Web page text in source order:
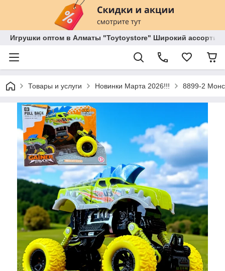
Игрушки оптом в Алматы "Toytoystore" Широкий
Товары и услуги Новинки Марта 2026!!! 8899-2